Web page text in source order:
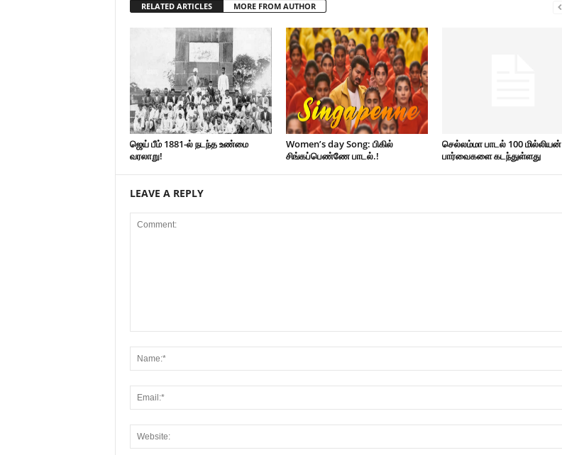
RELATED ARTICLES MORE FROM AUTHOR
ஜெய் பீம் 1881-ல் நடந்த உண்மை
வரலாறு!
Women’s day Song: பிகில்
சிங்கப்பெண்ணே பாடல்.!
செல்லம்மா பாடல் 100 மில்லியன்
பார்வைகளை கடந்துள்ளது
LEAVE A REPLY